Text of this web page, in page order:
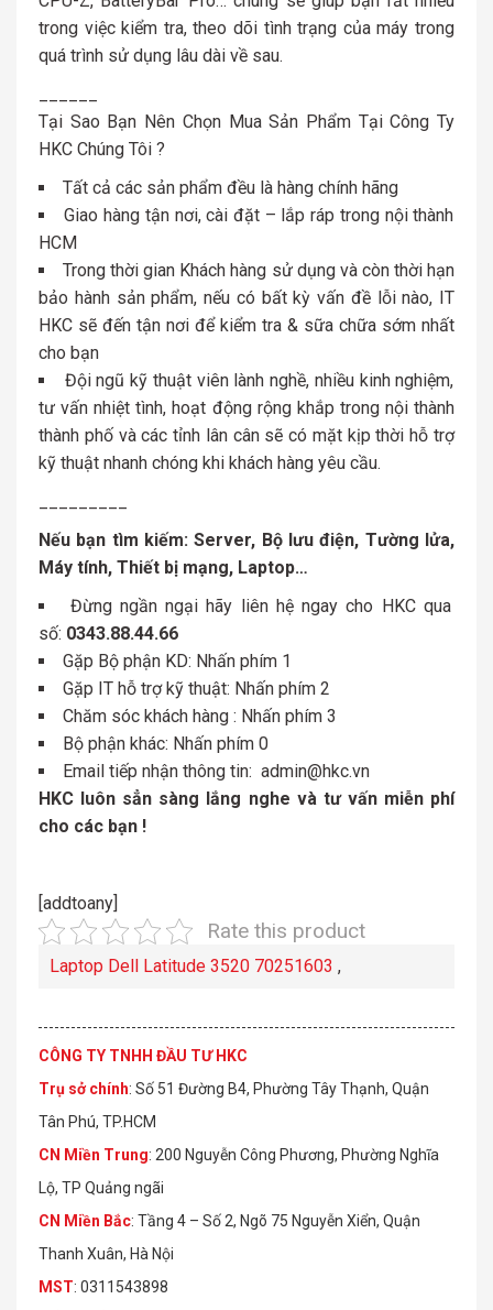
trong việc kiểm tra, theo dõi tình trạng của máy trong
quá trình sử dụng lâu dài về sau.
Tại Sao Bạn Nên Chọn Mua Sản Phẩm Tại Công Ty
HKC Chúng Tôi ?
Tất cả các sản phẩm đều là hàng chính hãng
Giao hàng tận nơi, cài đặt – lắp ráp trong nội thành
HCM
Trong thời gian Khách hàng sử dụng và còn thời hạn
bảo hành sản phẩm, nếu có bất kỳ vấn đề lỗi nào, IT
HKC sẽ đến tận nơi để kiểm tra & sữa chữa sớm nhất
cho bạn
Đội ngũ kỹ thuật viên lành nghề, nhiều kinh nghiệm,
tư vấn nhiệt tình, hoạt động rộng khắp trong nội thành
thành phố và các tỉnh lân cân sẽ có mặt kịp thời hỗ trợ
kỹ thuật nhanh chóng khi khách hàng yêu cầu.
Nếu bạn tìm kiếm: Server, Bộ lưu điện, Tường lửa,
Máy tính, Thiết bị mạng, Laptop…
Đừng ngần ngại hãy liên hệ ngay cho HKC qua
số: 0343.88.44.66
Gặp Bộ phận KD: Nhấn phím 1
Gặp IT hỗ trợ kỹ thuật: Nhấn phím 2
Chăm sóc khách hàng : Nhấn phím 3
Bộ phận khác: Nhấn phím 0
Email tiếp nhận thông tin: admin@hkc.vn
HKC luôn sẳn sàng lắng nghe và tư vấn miễn phí
cho các bạn !
[addtoany]
Rate this product
Laptop Dell Latitude 3520 70251603 ,
CÔNG TY TNHH ĐẦU TƯ HKC
Trụ sở chính: Số 51 Đường B4, Phường Tây Thạnh, Quận
Tân Phú, TP.HCM
CN Miền Trung: 200 Nguyễn Công Phương, Phường Nghĩa
Lộ, TP Quảng ngãi
CN Miền Bắc: Tầng 4 – Số 2, Ngõ 75 Nguyễn Xiển, Quận
Thanh Xuân, Hà Nội
MST: 0311543898